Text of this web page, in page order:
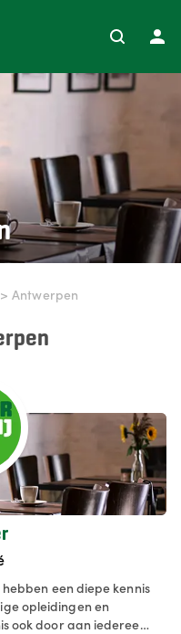
> Antwerpen
een diepe kennis
opleidingen en
ook door aan iedereen